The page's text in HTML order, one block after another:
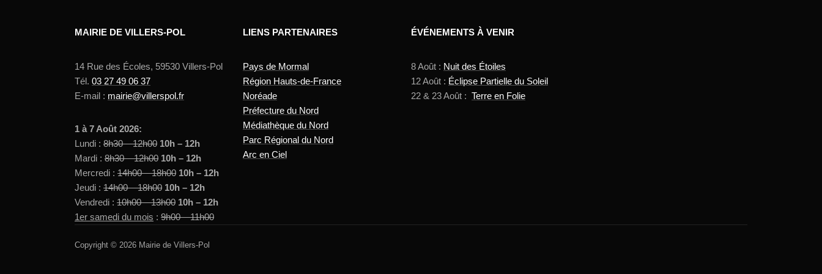
MAIRIE DE VILLERS-POL
14 Rue des Écoles, 59530 Villers-Pol
Tél. 03 27 49 06 37
E-mail : mairie@villerspol.fr
1 à 7 Août 2026:
Lundi : 8h30 – 12h00 10h – 12h
Mardi : 8h30 – 12h00 10h – 12h
Mercredi : 14h00 – 18h00 10h – 12h
Jeudi : 14h00 – 18h00 10h – 12h
Vendredi : 10h00 – 13h00 10h – 12h
1er samedi du mois : 9h00 – 11h00
LIENS PARTENAIRES
Pays de Mormal
Région Hauts-de-France
Noréade
Préfecture du Nord
Médiathèque du Nord
Parc Régional du Nord
Arc en Ciel
ÉVÉNEMENTS À VENIR
8 Août : Nuit des Étoiles
12 Août : Éclipse Partielle du Soleil
22 & 23 Août : Terre en Folie
Copyright © 2026 Mairie de Villers-Pol